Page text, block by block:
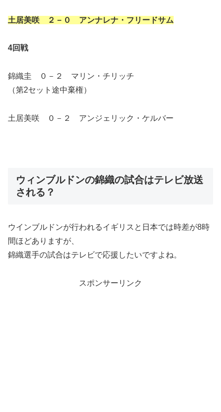
土居美咲 ２－０ アンナレナ・フリードサム
4回戦
錦織圭 ０－２ マリン・チリッチ
（第2セット途中棄権）
土居美咲 ０－２ アンジェリック・ケルバー
ウィンブルドンの錦織の試合はテレビ放送
される？
ウインブルドンが行われるイギリスと日本では時差が8時
間ほどありますが、
錦織選手の試合はテレビで応援したいですよね。
スポンサーリンク